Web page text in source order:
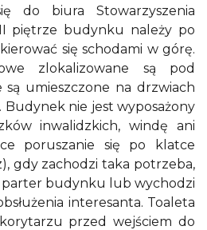
do biura Stowarzyszenia
piętrze budynku należy po
się schodami w górę.
zlokalizowane są pod
umieszczone na drzwiach
Budynek nie jest wyposażony
inwalidzkich, windę ani
poruszanie się po klatce
gdy zachodzi taka potrzeba,
parter budynku lub wychodzi
interesanta. Toaleta
przed wejściem do